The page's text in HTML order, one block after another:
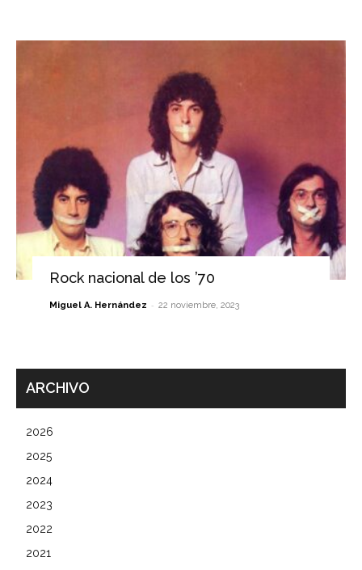
Rock nacional de los ’70
Miguel A. Hernández - 22 noviembre, 2023
ARCHIVO
2026
2025
2024
2023
2022
2021